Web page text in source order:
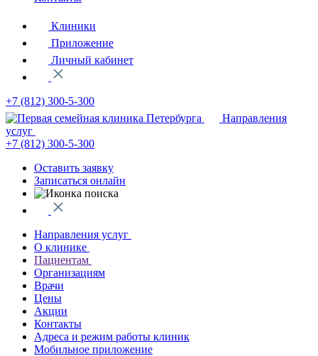
Клиники
Приложение
Личный кабинет
+7 (812) 300-5-300
Направления
услуг
+7 (812) 300-5-300
Оставить заявку
Записаться онлайн
Направления услуг
О клинике
Пациентам
Организациям
Врачи
Цены
Акции
Контакты
Адреса и режим работы клиник
Мобильное приложение